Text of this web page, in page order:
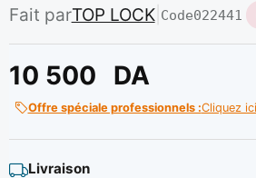
Fait parTOP LOCK| Code022441
10 500 DA
Offre spéciale professionnels :Cliquez
Livraison